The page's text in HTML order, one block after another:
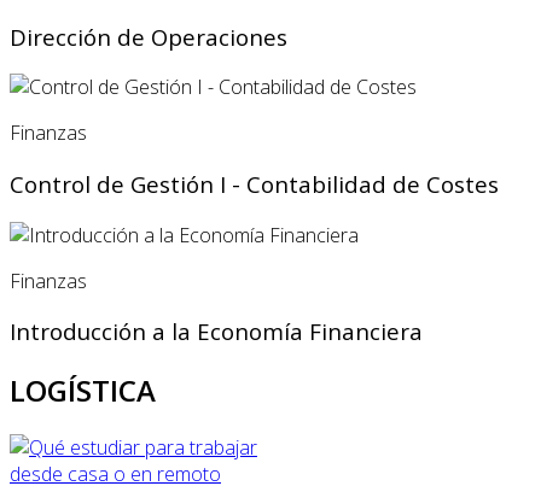
Dirección de Operaciones
Finanzas
Control de Gestión I - Contabilidad de Costes
Finanzas
Introducción a la Economía Financiera
LOGÍSTICA